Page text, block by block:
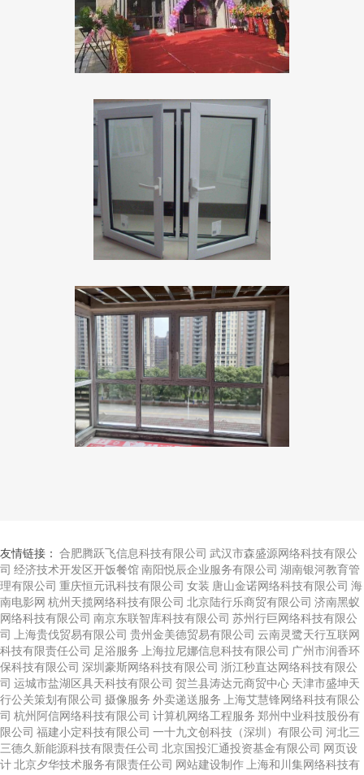
友情链接： 合肥腾跃飞信息科技有限公司 武汉市森盛源网络科技有限公
司 经济技术开发区开饭餐馆南阳悦辰企业服务有限公司 湖南银河教育管
理有限公司 重庆恒元讯科技有限公司 女装 唐山金诺网络科技有限公司 海
南电影网 杭州天揽网络科技有限公司 北京陆行乐商贸有限公司 济南黑蚁
网络科技有限公司 南京东联智库科技有限公司 苏州行巨网络科技有限公
司
上海贵伐贸易有限公司 贵州金美德贸易有限公司 云南灵鹭天行互联网
科技有限责任公司 足浴服务 上海拉尼娜信息科技有限公司 广州市润香环
保科技有限公司 深圳豪斯网络科技有限公司 浙江秒直达网络科技有限公
司 运城市盐湖区具天科技有限公司 贺兰县涛达元商贸中心 天津市盛坤天
行公关策划有限公司 摄像服务 外卖递送服务 上海艾慧锋网络科技有限公
司 杭州阿信网络科技有限公司 计算机网络工程服务 郑州中业科技股份有
限公司 福建小定科技有限公司 一十九文创科技（深圳）有限公司 河北三
三德久新能源科技有限责任公司 北京国投汇通投资基金有限公司 网页设
计北京夕华技术服务有限责任公司 网站建设制作 上海和川集网络科技有